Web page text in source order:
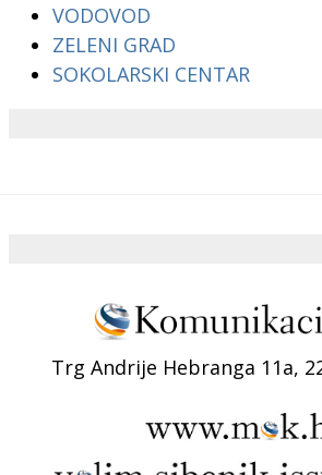
VODOVOD
ZELENI GRAD
SOKOLARSKI CENTAR
Trg Andrije Hebranga 11a,